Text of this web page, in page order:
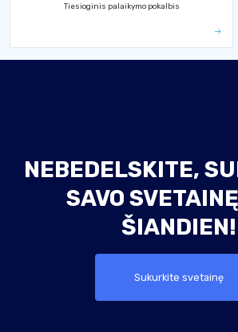
Tiesioginis palaikymo pokalbis
NEBEDELSKITE,
SAVO
ŠIANDIEN!
Sukurkite svetainę